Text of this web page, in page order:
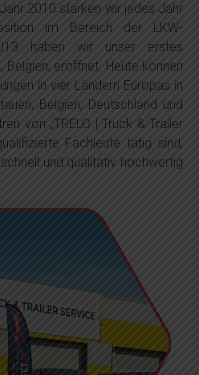
2010 stärken wir jedes Jahr
im Bereich der LKW-
haben wir unser erstes
Belgien, eröffnet. Heute können
in vier Ländern Europas in
Belgien, Deutschland und
von „TRELO | Truck & Trailer
Fachleute tätig sind,
und qualitativ hochwertig